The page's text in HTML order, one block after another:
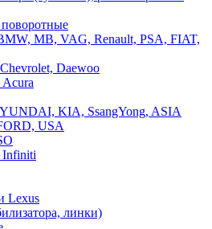
MB, VAG, Renault, PSA, FIAT,
Daewoo
KIA, SsangYong, ASIA
USA
Infiniti
Lexus
линки)